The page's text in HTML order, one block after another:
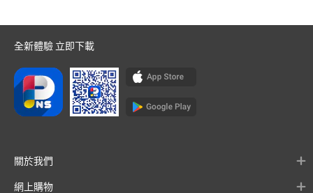
全新體驗 立即下載
關於我們
網上購物